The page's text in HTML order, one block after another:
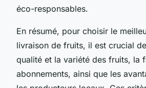
éco-responsables.
En résumé, pour choisir le
livraison de fruits, il est crucial
qualité et la variété des fruits, la
abonnements, ainsi que les